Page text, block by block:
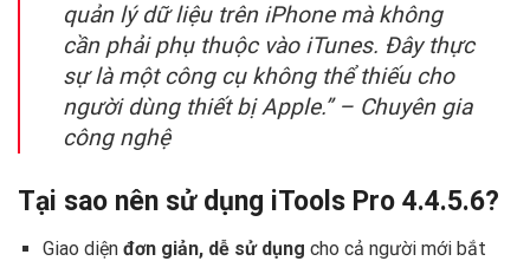
quản lý dữ liệu trên iPhone mà không
cần phải phụ thuộc vào iTunes. Đây thực
sự là một công cụ không thể thiếu cho
người dùng thiết bị Apple.” – Chuyên gia
công nghệ
Tại sao nên sử dụng iTools Pro 4.4.5.6?
Giao diện đơn giản, dễ sử dụng cho cả người mới bắt